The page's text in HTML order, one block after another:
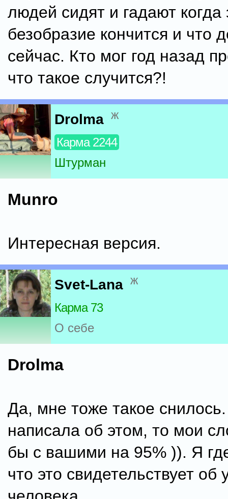
людей сидят и гадают когда
безобразие кончится и что
сейчас. Кто мог год назад
что такое случится?!
Drolma ж
Карма 2244
Штурман
Munro
Интересная версия.
Svet-Lana ж
Карма 73
О себе
Drolma
Да, мне тоже такое
написала об этом, то мои
бы с вашими на 95% )). Я
что это свидетельствует об